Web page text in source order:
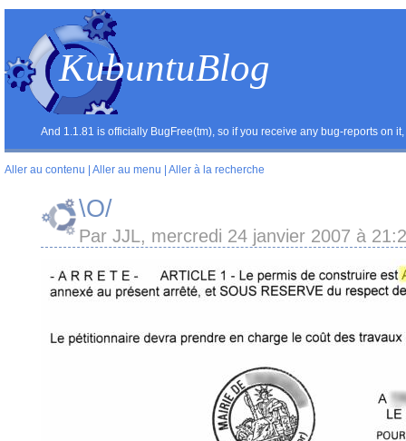
KubuntuBlog
And 1.1.81 is officially BugFree(tm), so if you receive any bug-reports on
Aller au contenu Aller au menu Aller à la recherche
\O/
Par JJL, mercredi 24 janvier 2007 à